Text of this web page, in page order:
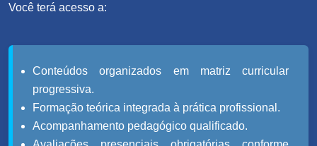
Você terá acesso a:
Conteúdos organizados em matriz curricular
progressiva.
Formação teórica integrada à prática profissional.
Acompanhamento pedagógico qualificado.